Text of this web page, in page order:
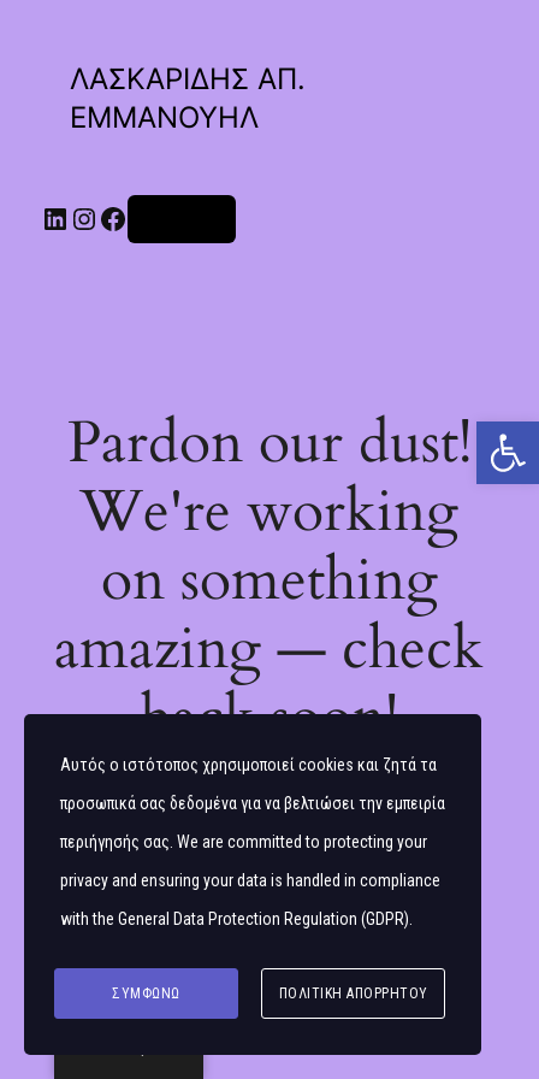
Ανοίξτε τη γραμμή εργαλείων
ΛΑΣΚΑΡΙΔΗΣ ΑΠ.
ΕΜΜΑΝΟΥΗΛ
Linkedin
Instagram
Facebook
Pardon our dust!
We're working
on something
amazing — check
back soon!
Αυτός ο ιστότοπος χρησιμοποιεί cookies και ζητά τα
προσωπικά σας δεδομένα για να βελτιώσει την εμπειρία
περιήγησής σας. We are committed to protecting your
privacy and ensuring your data is handled in compliance
with the General Data Protection Regulation (GDPR)
ΣΥΜΦΩΝΏ ΠΟΛΙΤΙΚΉ ΑΠΟΡΡΉΤΟΥ